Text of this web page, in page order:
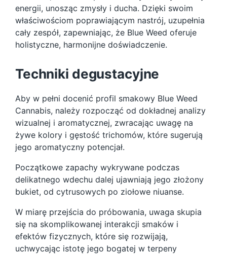
energii, unosząc zmysły i ducha. Dzięki swoim
właściwościom poprawiającym nastrój, uzupełnia
cały zespół, zapewniając, że Blue Weed oferuje
holistyczne, harmonijne doświadczenie.
Techniki degustacyjne
Aby w pełni docenić profil smakowy Blue Weed
Cannabis, należy rozpocząć od dokładnej analizy
wizualnej i aromatycznej, zwracając uwagę na
żywe kolory i gęstość trichomów, które sugerują
jego aromatyczny potencjał.
Początkowe zapachy wykrywane podczas
delikatnego wdechu dalej ujawniają jego złożony
bukiet, od cytrusowych po ziołowe niuanse.
W miarę przejścia do próbowania, uwaga skupia
się na skomplikowanej interakcji smaków i
efektów fizycznych, które się rozwijają,
uchwycając istotę jego bogatej w terpeny